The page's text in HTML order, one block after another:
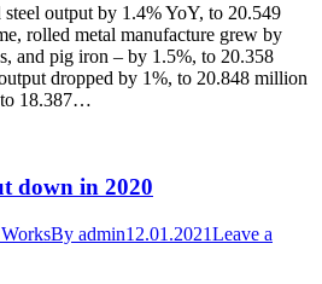
output by 1.4% YoY, to 20.549
rolled metal manufacture grew by
and pig iron – by 1.5%, to 20.358
dropped by 1%, to 20.848 million
to 18.387…
down in 2020
By admin12.01.2021Leave a